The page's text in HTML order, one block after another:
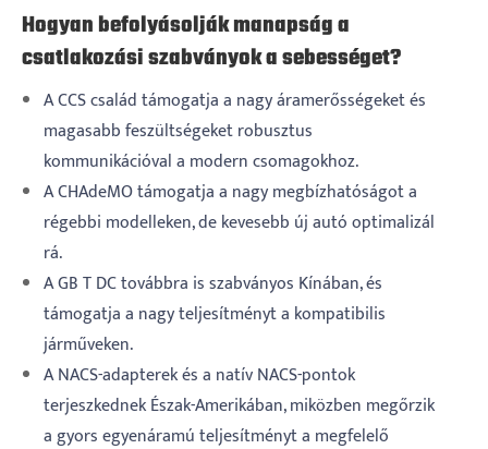
Hogyan befolyásolják manapság a
csatlakozási szabványok a sebességet?
A CCS család támogatja a nagy áramerősségeket és
magasabb feszültségeket robusztus
kommunikációval a modern csomagokhoz.
A CHAdeMO támogatja a nagy megbízhatóságot a
régebbi modelleken, de kevesebb új autó optimalizál
rá.
A GB T DC továbbra is szabványos Kínában, és
támogatja a nagy teljesítményt a kompatibilis
járműveken.
A NACS-adapterek és a natív NACS-pontok
terjeszkednek Észak-Amerikában, miközben megőrzik
a gyors egyenáramú teljesítményt a megfelelő